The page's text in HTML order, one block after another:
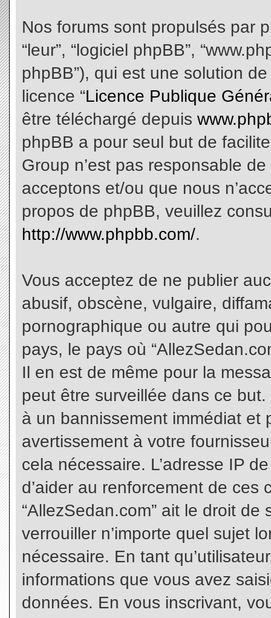
Nos forums sont propulsés par
“leur”, “logiciel phpBB”,
phpBB”), qui est une solution
licence “Licence Publique
être téléchargé depuis
phpBB a pour seul but de
Group n’est pas responsable
acceptons et/ou que nous
propos de phpBB, veuillez
http://www.phpbb.com/.
Vous acceptez de ne publier
abusif, obscène, vulgaire,
pornographique ou autre qui
pays, le pays où
Il en est de même pour la
peut être surveillée dans ce
à un bannissement immédiat et
avertissement à votre
cela nécessaire. L’adresse IP
d’aider au renforcement de
“AllezSedan.com” ait le droit de
verrouiller n’importe quel sujet
nécessaire. En tant
informations que vous avez
données. En vous inscrivant,